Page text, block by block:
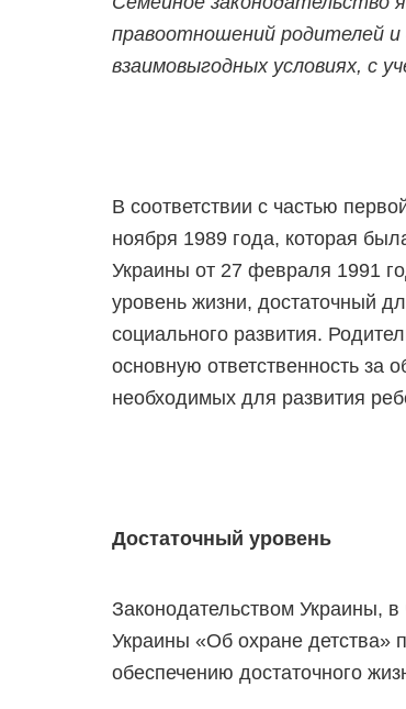
правоотношений родителей
взаимовыгодных условиях, с
В соответствии с частью
ноября 1989 года, которая
Украины от 27 февраля 1991
уровень жизни, достаточный
социального развития.
основную ответственность за
необходимых для развития
Достаточный уровень
Законодательством Украины,
Украины «Об охране детства»
обеспечению достаточного